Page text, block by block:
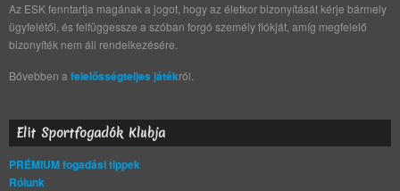
Az ESK fenntartja magának a jogot, hogy az életkor bizonyítását kérje bármely
ügyfelétől, és felfüggessze a szóban forgó személy fiókját, amíg megfelelő
bizonyíték nem áll rendelkezésére.
Bővebben a felelősségteljes játékról.
Elit Sportfogadók Klubja
PRÉMIUM fogadási tippek
Rólunk